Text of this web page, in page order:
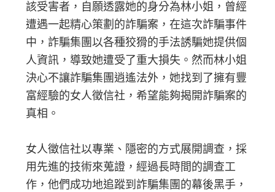
該受害者，自願透露她的身分為林小姐，曾經
遭遇一起精心策劃的詐騙案，在這次詐騙事件
中，詐騙集團以各種狡猾的手法誘騙她提供個
人資訊，導致她遭受了重大損失。然而林小姐
決心不讓詐騙集團逍遙法外，她找到了擁有豐
富經驗的女人徵信社，希望能夠揭開詐騙案的
真相。
女人徵信社以專業、隱密的方式展開調查，採
用先進的技術來蒐證，經過長時間的調查工
作，他們成功地追蹤到詐騙集團的幕後黑手，